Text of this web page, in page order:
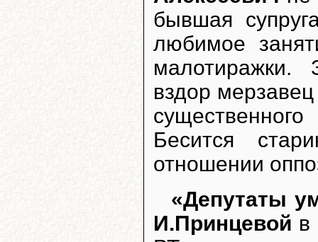
бывшая
любимое
вздор
Бесится
отношении
«Депутаты
И.Принцевой в